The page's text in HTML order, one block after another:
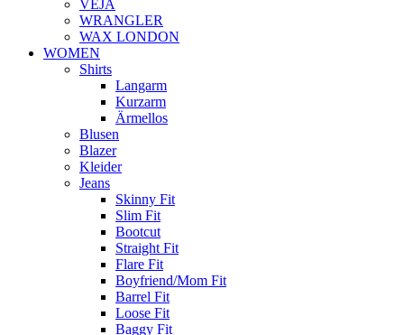
VEJA
WRANGLER
WAX LONDON
WOMEN
Shirts
Langarm
Kurzarm
Ärmellos
Blusen
Blazer
Kleider
Jeans
Skinny Fit
Slim Fit
Bootcut
Straight Fit
Flare Fit
Boyfriend/Mom Fit
Barrel Fit
Loose Fit
Baggy Fit